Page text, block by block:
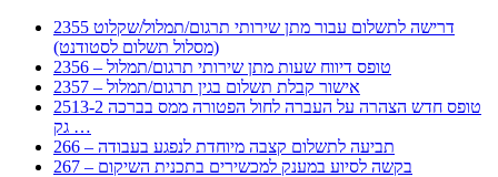
2355 דרישה לתשלום עבור מתן שירותי תרגום/תמלול/שקלוט
(מסלול תשלום לסטודנט)
2356 – טופס דיווח שעות מתן שירותי תרגום/תמלול
2357 – אישור קבלת תשלום בגין תרגום/תמלול
2513-2 טופס חדש הצהרה על העברה לחול הפטורה ממס בברכה
גק …
266 – תביעה לתשלום קצבה מיוחדת לנפגע בעבודה
267 – בקשה לסיוע במענק למכשירים בתכנית השיקום